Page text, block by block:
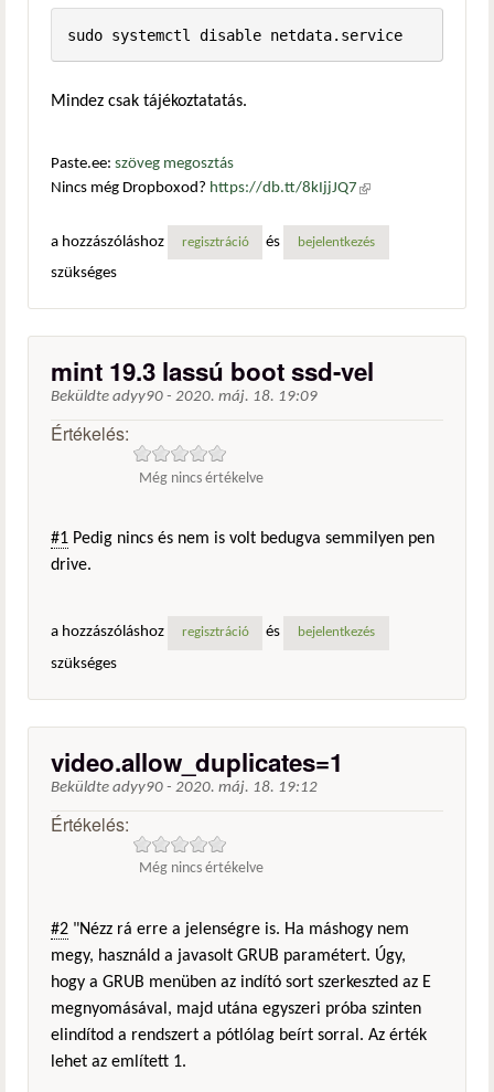
sudo systemctl disable netdata.service
Mindez csak tájékoztatatás.
Paste.ee: szöveg megosztás
Nincs még Dropboxod? https://db.tt/8kIjjJQ7 (külső
a hozzászóláshoz
regisztráció és bejelentkezés
szükséges
mint 19.3 lassú boot ssd-vel
Beküldte adyy90 - 2020. máj. 18. 19:09
Értékelés:
Még nincs értékelve
#1 Pedig nincs és nem is volt bedugva semmilyen pen
drive.
a hozzászóláshoz regisztráció és bejelentkezés
szükséges
video.allow_duplicates=1
Beküldte adyy90 - 2020. máj. 18. 19:12
Értékelés:
Még nincs értékelve
#2 "Nézz rá erre a jelenségre is. Ha máshogy nem
megy, használd a javasolt GRUB paramétert. Úgy,
hogy a GRUB menüben az indító sort szerkeszted az E
megnyomásával, majd utána egyszeri próba szinten
elindítod a rendszert a pótlólag beírt sorral. Az érték
lehet az említett 1.